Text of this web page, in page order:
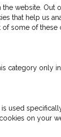
website. Out
that help us
some of
category only
used
on your